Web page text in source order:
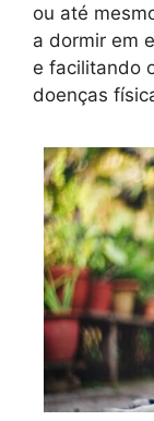
ou até
a dormir em
e facilitando
doenças